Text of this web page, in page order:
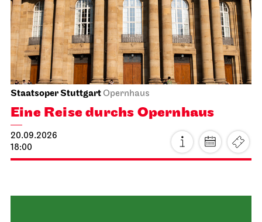
Staatsoper StuttgartOpernhaus
Eine Reise durchs Opernhaus
20.09.2026
18:00